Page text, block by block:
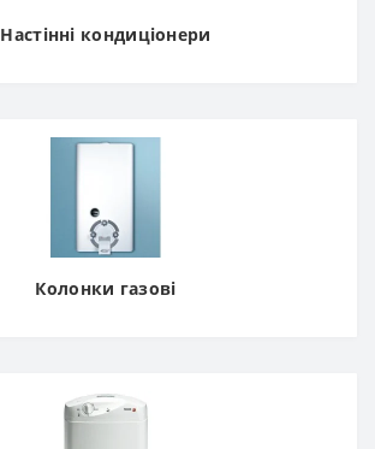
Настінні кондиціонери
Колонки газові